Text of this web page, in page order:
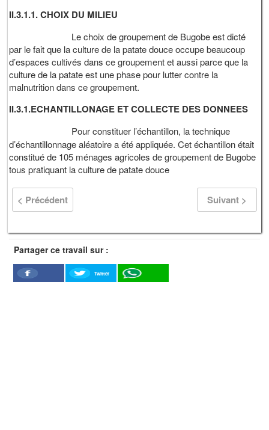
II.3.1.1. CHOIX DU MILIEU
Le choix de groupement de Bugobe est dicté
par le fait que la culture de la patate douce occupe beaucoup
d’espaces cultivés dans ce groupement et aussi parce que la
culture de la patate est une phase pour lutter contre la
malnutrition dans ce groupement.
II.3.1.ECHANTILLONAGE ET COLLECTE DES DONNEES
Pour constituer l’échantillon, la technique
d’échantillonnage aléatoire a été appliquée. Cet échantillon était
constitué de 105 ménages agricoles de groupement de Bugobe
tous pratiquant la culture de patate douce
< Précédent Suivant >
Partager ce travail sur :
Facebook
Twitter